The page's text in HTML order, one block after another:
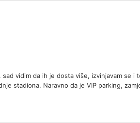
vidim da ih je dosta više, izvinjavam
stadiona. Naravno da je VIP parking,